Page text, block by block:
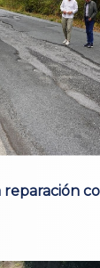
reparación